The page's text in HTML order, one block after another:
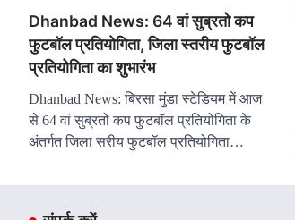
Dhanbad News: 64 वां सुब्रतो कप
फुटबॉल प्रतियोगिता, जिला स्तरीय फुटबॉल
प्रतियोगिता का शुभारंभ
Dhanbad News: बिरसा मुंडा स्टेडियम में आज
से 64 वां सुब्रतो कप फुटबॉल प्रतियोगिता के
अंतर्गत जिला सरीय फुटबॉल प्रतियोगिता…